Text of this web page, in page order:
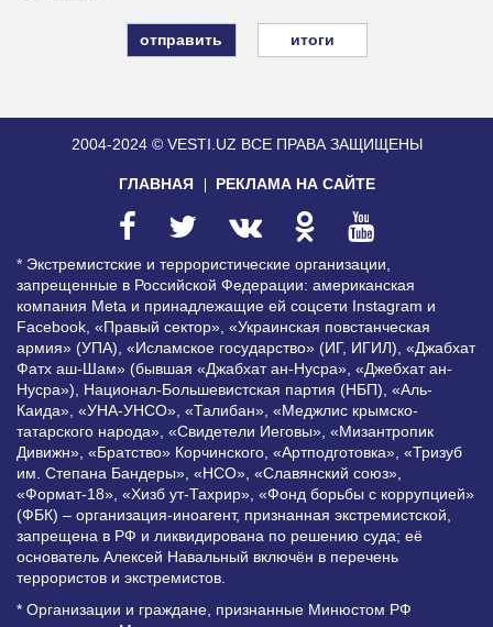
итоги
2004-2024 © VESTI.UZ ВСЕ ПРАВА ЗАЩИЩЕНЫ
ГЛАВНАЯ РЕКЛАМА НА САЙТЕ
* Экстремистские и террористические организации,
запрещенные в Российской Федерации: американская
компания Meta и принадлежащие ей соцсети Instagram и
Facebook, «Правый сектор», «Украинская повстанческая
армия» (УПА), «Исламское государство» (ИГ, ИГИЛ), «Джабхат
Фатх аш-Шам» (бывшая «Джабхат ан-Нусра», «Джебхат ан-
Нусра»), Национал-Большевистская партия (НБП), «Аль-
Каида», «УНА-УНСО», «Талибан», «Меджлис крымско-
татарского народа», «Свидетели Иеговы», «Мизантропик
Дивижн», «Братство» Корчинского, «Артподготовка», «Тризуб
им. Степана Бандеры», «НСО», «Славянский союз»,
«Формат-18», «Хизб ут-Тахрир», «Фонд борьбы с коррупцией»
(ФБК) – организация-иноагент, признанная экстремистской,
запрещена в РФ и ликвидирована по решению суда; её
основатель Алексей Навальный включён в перечень
террористов и экстремистов.
* Организации и граждане, признанные Минюстом РФ